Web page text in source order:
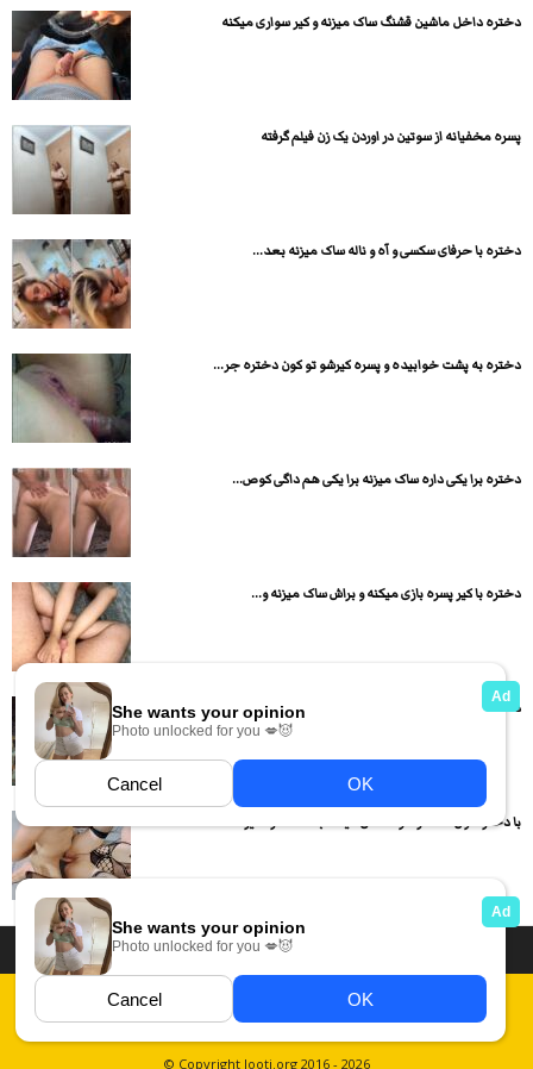
دختره داخل ماشین قشنگ ساک میزنه و کیر سواری میکنه
پسره مخفیانه از سوتین در اوردن یک زن فیلم گرفته
دختره با حرفای سکسی و آه و ناله ساک میزنه بعد...
دختره به پشت خوابیده و پسره کیرشو تو کون دختره جر...
دختره برا یکی داره ساک میزنه برا یکی هم داگی کوص...
دختره با کیر پسره بازی میکنه و براش ساک میزنه و...
دختره قشنگ ساک میزنه بعد داگی استایل سکس میکنن
با دختره اول لنگ در هوا سکس میکنه بعد دختره کیر...
دسته بندی فیلم های سکسی
داستان سکسی ایرانی
عکس سکسی ایرانی
فیلم های سکسی زهرا قوانین
Report Abuse
© Copyright looti.org 2016 - 2026